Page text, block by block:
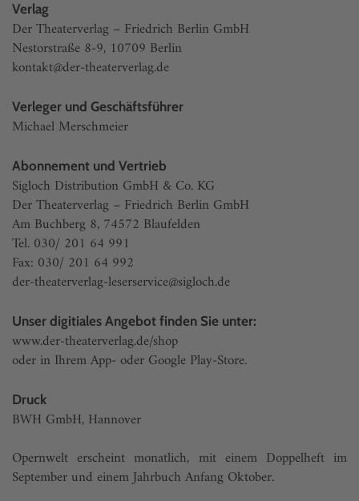
Verlag
Der Theaterverlag – Friedrich Berlin GmbH
Nestorstraße 8-9, 10709 Berlin
kontakt@der-theaterverlag.de
Verleger und Geschäftsführer
Michael Merschmeier
Abonnement und Vertrieb
Sigloch Distribution GmbH & Co. KG
Der Theaterverlag – Friedrich Berlin GmbH
Am Buchberg 8, 74572 Blaufelden
Tel. 030/ 201 64 991
Fax: 030/ 201 64 992
der-theaterverlag-leserservice@sigloch.de
Unser digitiales Angebot finden Sie unter:
www.der-theaterverlag.de/shop
oder in Ihrem App- oder Google Play-Store.
Druck
BWH GmbH, Hannover
Opernwelt erscheint monatlich, mit einem Doppelheft im
September und einem Jahrbuch Anfang Oktober.